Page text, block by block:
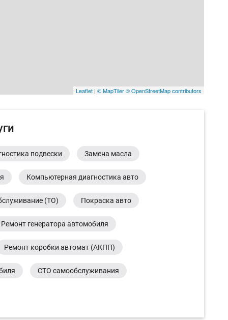
Leaflet | © MapTiler© OpenStreetMap contributors
подвески Замена масла
Компьютерная диагностика авто
(ТО) Покраска авто
Ремонт генератора автомобиля
Ремонт коробки автомат (АКПП)
СТО самообслуживания